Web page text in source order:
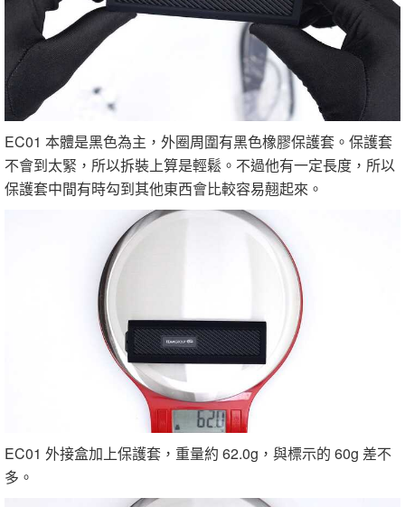
EC01 本體是黑色為主，外圈周圍有黑色橡膠保護套。保護套
不會到太緊，所以拆裝上算是輕鬆。不過他有一定長度，所以
保護套中間有時勾到其他東西會比較容易翹起來。
EC01 外接盒加上保護套，重量約 62.0g，與標示的 60g 差不
多。